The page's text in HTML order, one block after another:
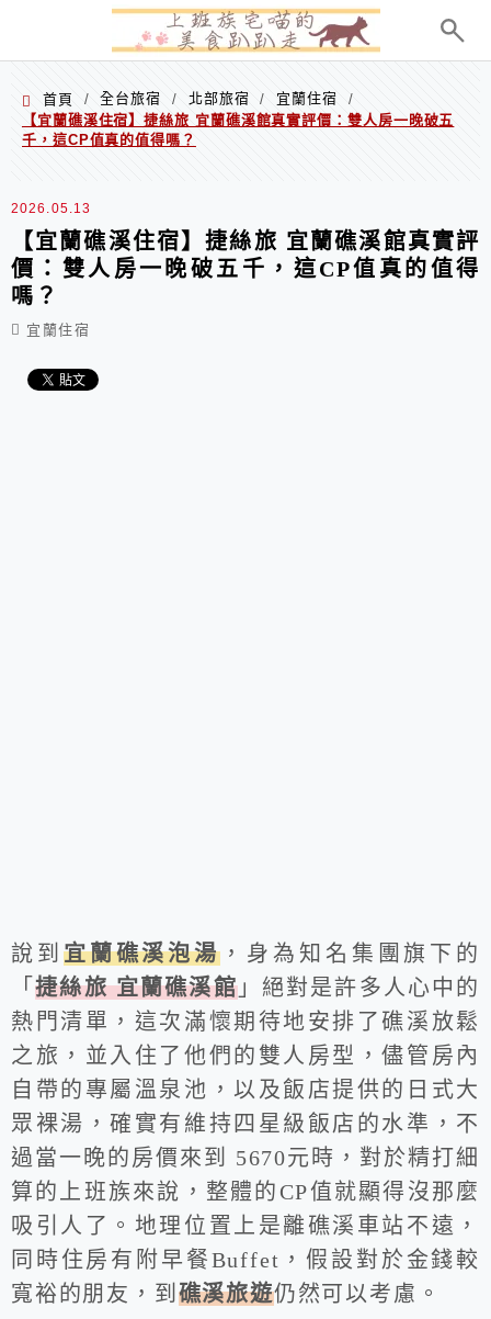
首頁 / 全台旅宿 / 北部旅宿 / 宜蘭住宿
/
【宜蘭礁溪住宿】捷絲旅 宜蘭礁溪館真實評價：雙人房一晚破五
千，這CP值真的值得嗎？
2026.05.13
【宜蘭礁溪住宿】捷絲旅 宜蘭礁溪館真實評
價：雙人房一晚破五千，這CP值真的值得
嗎？
宜蘭住宿
說到 宜蘭礁溪泡湯 ，身為知名集團旗下的
「捷絲旅 宜蘭礁溪館」絕對是許多人心中的
熱門清單，這次滿懷期待地安排了礁溪放鬆
之旅，並入住了他們的雙人房型，儘管房內
自帶的專屬溫泉池，以及飯店提供的日式大
眾裸湯，確實有維持四星級飯店的水準，不
過當一晚的房價來到 5670元時，對於精打細
算的上班族來說，整體的CP值就顯得沒那麼
吸引人了。地理位置上是離礁溪車站不遠，
同時住房有附早餐Buffet，假設對於金錢較
寬裕的朋友，到 礁溪旅遊仍然可以考慮。